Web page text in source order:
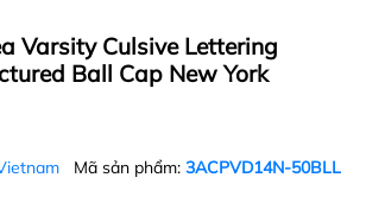
Varsity Culsive Lettering
Ball Cap New York
Mã sản phẩm: 3ACPVD14N-50BLL